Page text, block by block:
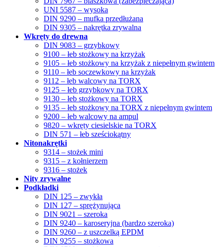
UNI 5587 – wysoka
DIN 9290 – mufka przedłużana
DIN 9305 – nakrętka zrywalna
Wkręty do drewna
DIN 9083 – grzybkowy
9100 – łeb stożkowy na krzyżak
9105 – łeb stożkowy na krzyżak z niepełnym gwintem
9110 – łeb soczewkowy na krzyżak
9112 – łeb walcowy na TORX
9125 – łeb grzybkowy na TORX
9130 – łeb stożkowy na TORX
9135 – łeb stożkowy na TORX z niepełnym gwintem
9200 – łeb walcowy na ampul
9820 – wkręty ciesielskie na TORX
DIN 571 – łeb sześciokątny
Nitonakrętki
9314 – stożek mini
9315 – z kołnierzem
9316 – stożek
Nity zrywalne
Podkładki
DIN 125 – zwykła
DIN 127 – sprężynująca
DIN 9021 – szeroka
DIN 9240 – karoseryjna (bardzo szeroka)
DIN 9260 – z uszczelką EPDM
DIN 9255 – stożkowa